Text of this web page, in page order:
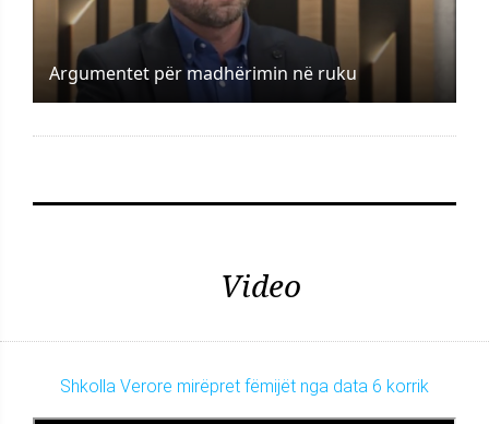
Argumentet për madhërimin në ruku
Video
Shkolla Verore mirëpret fëmijët nga data 6 korrik